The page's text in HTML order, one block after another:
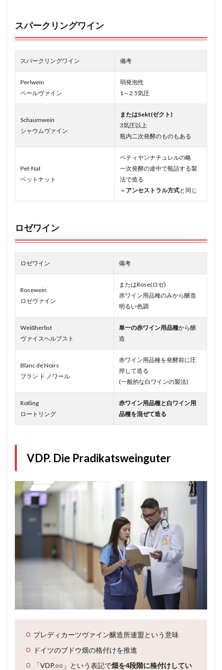
スパークリングワイン
スパークリングワイン 備考
Perlwein
ペールヴァイン
弱発泡性
1～2.5気圧
Schaumwein
シャウムヴァイン
またはSekt(ゼクト)
3気圧以上
瓶内二次発酵のものもある
Pet-Nat
ペットナット
ペティヤンナチュレルの略
一次発酵の途中で瓶詰する製
法で造る
＝ アンセストラル方式と同じ
ロゼワイン
ロゼワイン 備考
Rosewein
ロゼヴァイン
またはRose(ロゼ)
赤ワイン用品種のみから醸造
明るい色調
Weißherbst
ヴァイスヘルプスト
単一の赤ワイン用品種から醸
造
Blanc de Noirs
ブラン ド ノワール
赤ワイン用品種を発酵前に圧
搾して造る
(一般的な白ワインの製法)
Rotling
ロートリング
赤ワイン用品種と白ワイン用
品種を混ぜて造る
VDP. Die Pradikatsweinguter
プレディカーツヴァイン醸造所連盟という意味
ドイツのブドウ畑の格付けを推進
「VDP.○○」という表記で畑を4段階に格付けしてい